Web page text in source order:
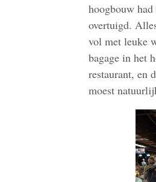
hoogbouw
overtuigd.
vol met leuke
bagage in het
restaurant, en
moest